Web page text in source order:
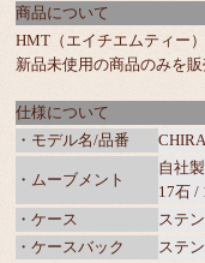
商品について
HMT（エイチエムティー
新品未使用の商品のみを販
仕様について
・モデル名/品番
・ムーブメント
自社
17石 /
・ケース
ステ
・ケースバック
ステ